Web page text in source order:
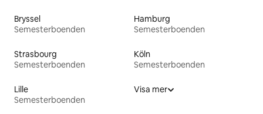
Bryssel
Semesterboenden
Hamburg
Semesterboenden
Strasbourg
Semesterboenden
Köln
Semesterboenden
Lille
Semesterboenden
Visa mer